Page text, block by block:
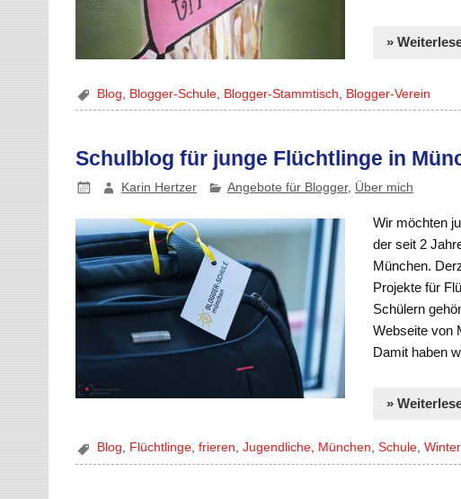
»
Blog Blogger-Schule Blogger-Stammtisch Blogger-Verein
Schulblog für junge Flüchtlinge in
Karin Hertzer Angebote für Blogger, Über mich
Wir möchten
der seit 2
München.
Projekte für
Schülern
Webseite von
Damit haben
»
Blog, Flüchtlinge,frieren,Jugendliche, München,Schule,Winter